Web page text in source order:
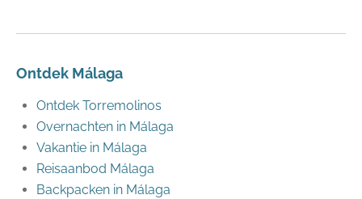
Ontdek Málaga
Ontdek Torremolinos
Overnachten in Málaga
Vakantie in Málaga
Reisaanbod Málaga
Backpacken in Málaga